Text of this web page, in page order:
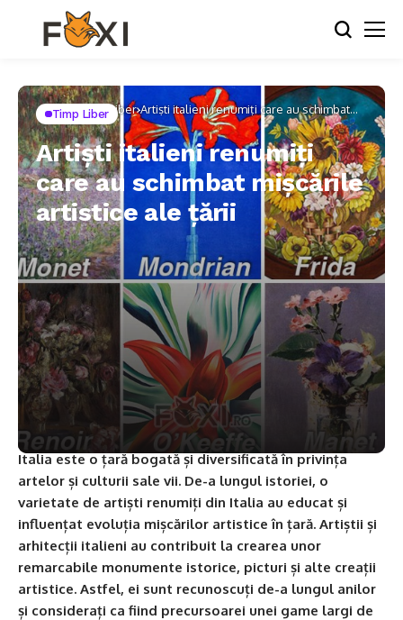
Home Timp Liber Artiști italieni renumiți care au schimbat
mișcările artistice ale țării
Timp Liber
Artiști italieni renumiți
care au schimbat mișcările
artistice ale țării
Italia este o țară bogată și diversificată în privința
artelor și culturii sale vii. De-a lungul istoriei, o
varietate de artiști renumiți din Italia au educat și
influențat evoluția mișcărilor artistice în țară. Artiștii și
arhitecții italieni au contribuit la crearea unor
remarcabile monumente istorice, picturi și alte creații
artistice. Astfel, ei sunt recunoscuți de-a lungul anilor
și considerați ca fiind precursoarei unei game largi de